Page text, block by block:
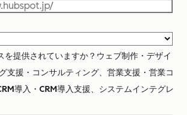
を提供されていますか？ウェブ制作・デザイ
支援・コンサルティング、営業支援・営業コ
導入・CRM導入支援、システムインテグレ